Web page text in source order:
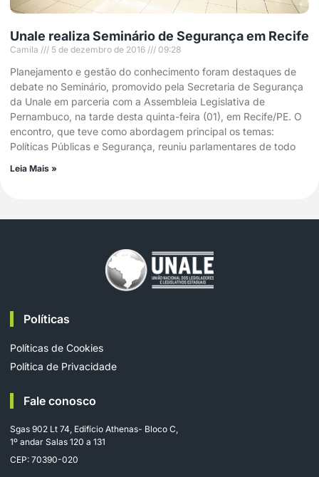
Unale realiza Seminário de Segurança em Recife
Camila 5 de dezembro de 2016 09:28
Planejamento e gestão do conhecimento foram destaques de
debate no Seminário, promovido pela Secretaria de Segurança
da Unale em parceria com a Assembleia Legislativa de
Pernambuco, na tarde desta quinta-feira (01), em Recife/PE. O
encontro, que teve como abordagem principal os temas:
Políticas Públicas e Segurança, reuniu parlamentares de todo
Leia Mais »
Políticas
Políticas de Cookies
Política de Privacidade
Fale conosco
Sgas 902 Lt 74, Edifício Athenas- Bloco C,
1º andar Salas 120 a 131
CEP: 70390-020